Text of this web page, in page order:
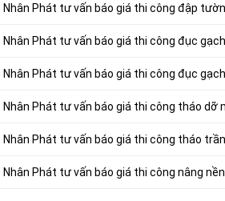
Nhân Phát tư vấn báo giá thi công đập
Nhân Phát tư vấn báo giá thi công đục
Nhân Phát tư vấn báo giá thi công đục
Nhân Phát tư vấn báo giá thi công tháo dỡ
Nhân Phát tư vấn báo giá thi công tháo
Nhân Phát tư vấn báo giá thi công nâng